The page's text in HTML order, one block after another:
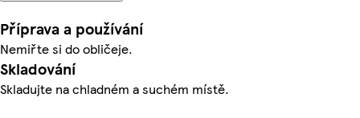
Příprava a používání
Nemiřte si do obličeje.
Skladování
Skladujte na chladném a suchém místě.